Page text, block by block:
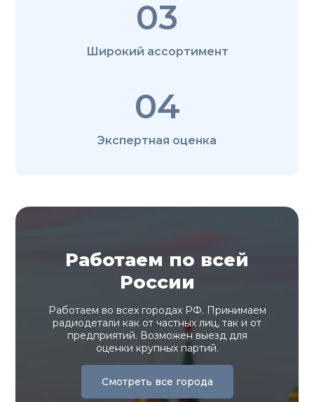
03
Широкий ассортимент
04
Экспертная оценка
Работаем по всей
России
Работаем во всех городах РФ. Принимаем
радиодетали как от частных лиц, так и от
предприятий. Возможен выезд для
оценки крупных партий.
Смотреть все города